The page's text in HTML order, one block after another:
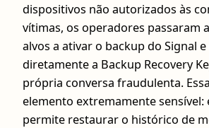
dispositivos não autorizados às
vítimas, os operadores passaram
alvos a ativar o backup do Signal
diretamente a Backup Recovery
própria conversa fraudulenta.
elemento extremamente sensível:
permite restaurar o histórico de